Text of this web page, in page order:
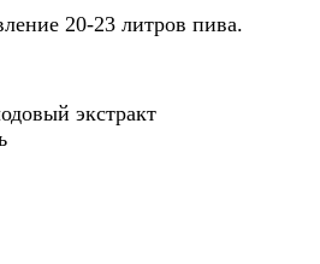
20-23 литров пива.
экстракт